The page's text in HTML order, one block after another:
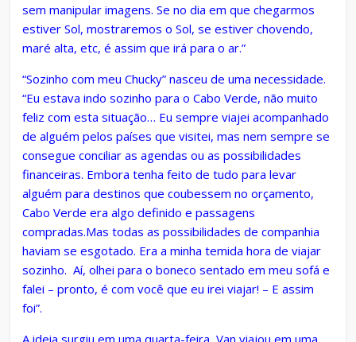
sem manipular imagens. Se no dia em que chegarmos
estiver Sol, mostraremos o Sol, se estiver chovendo,
maré alta, etc, é assim que irá para o ar.”
“Sozinho com meu Chucky” nasceu de uma necessidade.
“Eu estava indo sozinho para o Cabo Verde, não muito
feliz com esta situação… Eu sempre viajei acompanhado
de alguém pelos países que visitei, mas nem sempre se
consegue conciliar as agendas ou as possibilidades
financeiras. Embora tenha feito de tudo para levar
alguém para destinos que coubessem no orçamento,
Cabo Verde era algo definido e passagens
compradas.Mas todas as possibilidades de companhia
haviam se esgotado. Era a minha temida hora de viajar
sozinho. Aí, olhei para o boneco sentado em meu sofá e
falei – pronto, é com você que eu irei viajar! – E assim
foi”.